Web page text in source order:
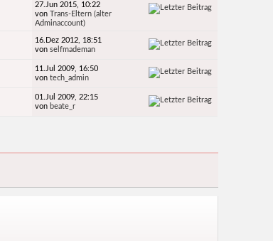
27.Jun 2015, 10:22
vonTrans-Eltern (alter
Adminaccount)
16.Dez 2012, 18:51
vonselfmademan
11.Jul 2009, 16:50
vontech_admin
01.Jul 2009, 22:15
von beate_r